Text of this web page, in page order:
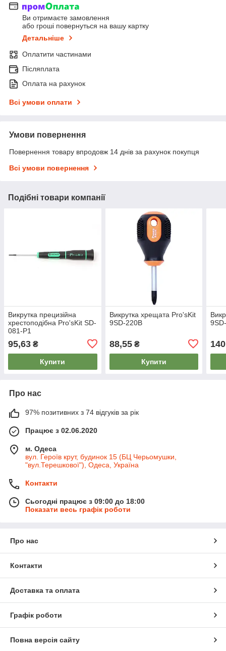
Ви отримаєте замовлення
або гроші повернуться на вашу картку
Детальніше
Оплатити частинами
Післяплата
Оплата на рахунок
Всі умови оплати
Умови повернення
Повернення товару впродовж 14 днів за рахунок покупця
Всі умови повернення
Подібні товари компанії
Викрутка прецизійна
хрестоподібна Pro'sKit SD-
081-P1
95,63 ₴
Купити
Викрутка хрещата Pro'sKit
9SD-220B
88,55₴
Купити
Про нас
97% позитивних з 74 відгуків за рік
Працює з 02.06.2020
м. Одеса
вул. Героїв крут, будинок 15 (БЦ Черьомушки,
"вул.Терешкової"), Одеса, Україна
Контакти
Сьогодні працює з 09:00 до 18:00
Показати весь графік роботи
Про нас
Контакти
Доставка та оплата
Графік роботи
Повна версія сайту